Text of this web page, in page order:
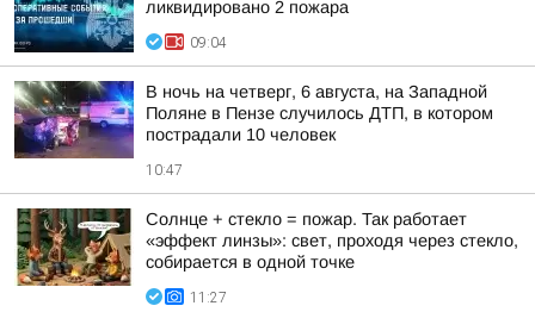
ликвидировано 2 пожара
09:04
В ночь на четверг, 6 августа, на Западной
Поляне в Пензе случилось ДТП, в котором
пострадали 10 человек
10:47
Солнце + стекло = пожар. Так работает
«эффект линзы»: свет, проходя через стекло,
собирается в одной точке
11:27